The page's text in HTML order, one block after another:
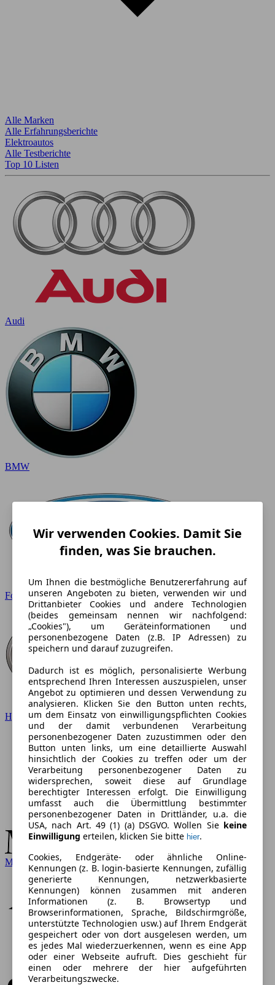
Alle Marken
Alle Erfahrungsberichte
Elektroautos
Alle Testberichte
Top 10 Listen
Audi
BMW
Ford
Hyundai
Mercedes-Benz
Wir verwenden Cookies. Damit Sie
finden, was Sie brauchen.
Um Ihnen die bestmögliche Benutzererfahrung auf
unseren Angeboten zu bieten, verwenden wir und
Drittanbieter Cookies und andere Technologien
(beides gemeinsam nennen wir nachfolgend:
„Cookies"), um Geräteinformationen und
personenbezogene Daten (z.B. IP Adressen) zu
speichern und darauf zuzugreifen.
Dadurch ist es möglich, personalisierte Werbung
entsprechend Ihren Interessen auszuspielen, unser
Angebot zu optimieren und dessen Verwendung zu
analysieren. Klicken Sie den Button unten rechts,
um dem Einsatz von einwilligungspflichten Cookies
und der damit verbundenen Verarbeitung
personenbezogener Daten zuzustimmen oder den
Button unten links, um eine detaillierte Auswahl
hinsichtlich der Cookies zu treffen oder um der
Verarbeitung personenbezogener Daten zu
widersprechen, soweit diese auf Grundlage
berechtigter Interessen erfolgt. Die Einwilligung
umfasst auch die Übermittlung bestimmter
personenbezogener Daten in Drittländer, u.a. die
USA, nach Art. 49 (1) (a) DSGVO. Wollen Sie keine
Einwilligung erteilen, klicken Sie bitte hier.
Cookies, Endgeräte- oder ähnliche Online-
Kennungen (z. B. login-basierte Kennungen, zufällig
generierte Kennungen, netzwerkbasierte
Kennungen) können zusammen mit anderen
Informationen (z. B. Browsertyp und
Browserinformationen, Sprache, Bildschirmgröße,
unterstützte Technologien usw.) auf Ihrem Endgerät
gespeichert oder von dort ausgelesen werden, um
es jedes Mal wiederzuerkennen, wenn es eine App
oder einer Webseite aufruft. Dies geschieht für
einen oder mehrere der hier aufgeführten
Verarbeitungszwecke.